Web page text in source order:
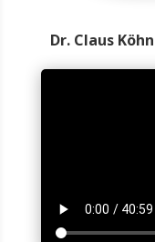
Dr. Claus